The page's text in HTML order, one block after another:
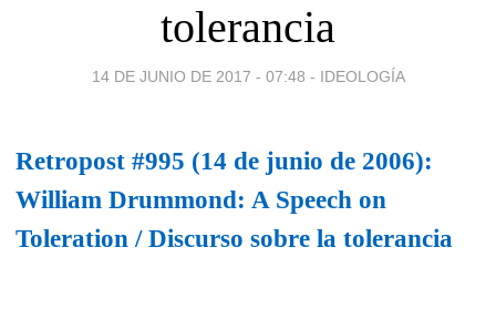
tolerancia
14 DE JUNIO DE 2017 - 07:48 - IDEOLOGÍA
Retropost #995 (14 de junio de 2006):
William Drummond: A Speech on
Toleration / Discurso sobre la tolerancia